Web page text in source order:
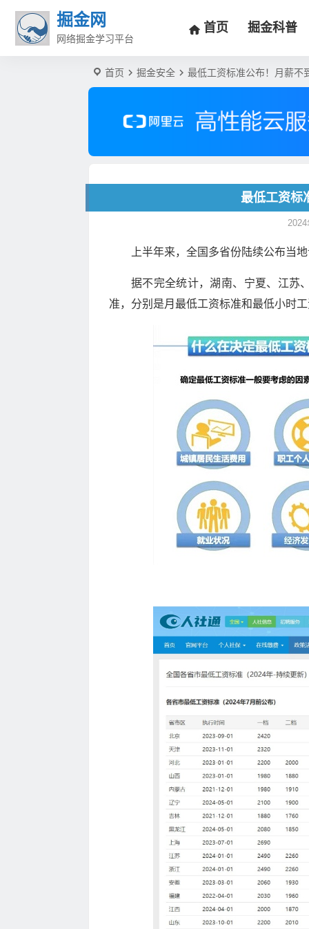
掘金网
网络掘金学习平台
首页 掘金科普
首页 掘金安全 最低工资标准公布！月薪不
最低工资标
上半年来，全国多省份陆续公布当
据不完全统计，湖南、宁夏、江苏
准，分别是月最低工资标准和最低小时